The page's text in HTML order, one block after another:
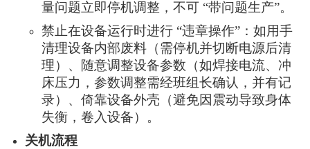
量问题立即停机调整，不可 “带问题生产”。
禁止在设备运行时进行 “违章操作”：如用手
清理设备内部废料（需停机并切断电源后清
理）、随意调整设备参数（如焊接电流、冲
床压力，参数调整需经班组长确认，并有记
录）、倚靠设备外壳（避免因震动导致身体
失衡，卷入设备）。
关机流程